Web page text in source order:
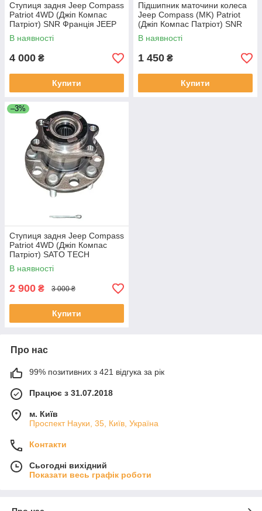
Ступиця задня Jeep Compass
Patriot 4WD (Джіп Компас
Патріот) SNR Франція JEEP
5105770AC
В наявності
4 000 ₴
Купити
Підшипник маточини колеса
Jeep Compass (MK) Patriot
(Джіп Компас Патріот) SNR
Франція
В наявності
1 450 ₴
Купити
–3%
Ступиця задня Jeep Compass
Patriot 4WD (Джіп Компас
Патріот) SATO TECH
WB90815
В наявності
2 900 ₴ 3 000 ₴
Купити
Про нас
99% позитивних з 421 відгука за рік
Працює з 31.07.2018
м. Київ
Проспект Науки, 35, Київ, Україна
Контакти
Сьогодні вихідний
Показати весь графік роботи